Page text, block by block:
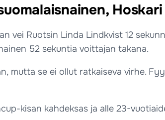
vei Ruotsin Linda Lindkvist 12
52 sekuntia voittajan takana.
mutta se ei ollut ratkaiseva virhe.
kisan kahdeksas ja alle 23-